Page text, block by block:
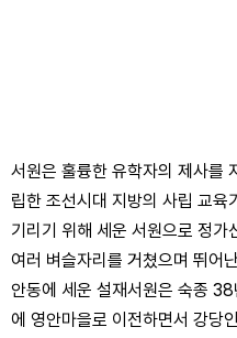
서원은 훌륭한 유학자의 제사를
립한 조선시대 지방의 사립 교육
기리기 위해 세운 서원으로 정가
여러 벼슬자리를 거쳤으며 뛰어
안동에 세운 설재서원은 숙종
에 영안마을로 이전하면서 강당